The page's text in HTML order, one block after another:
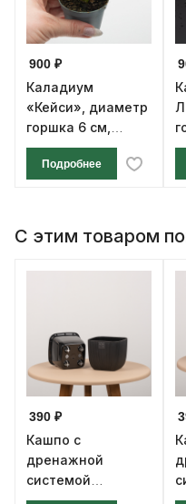
900 ₽
Каладиум
«Кейси», диаметр
горшка 6 см,
высота 12 см
Подробнее
С этим товаром
390 ₽
Кашпо с
дренажной
системой
«Фабио» VipSet